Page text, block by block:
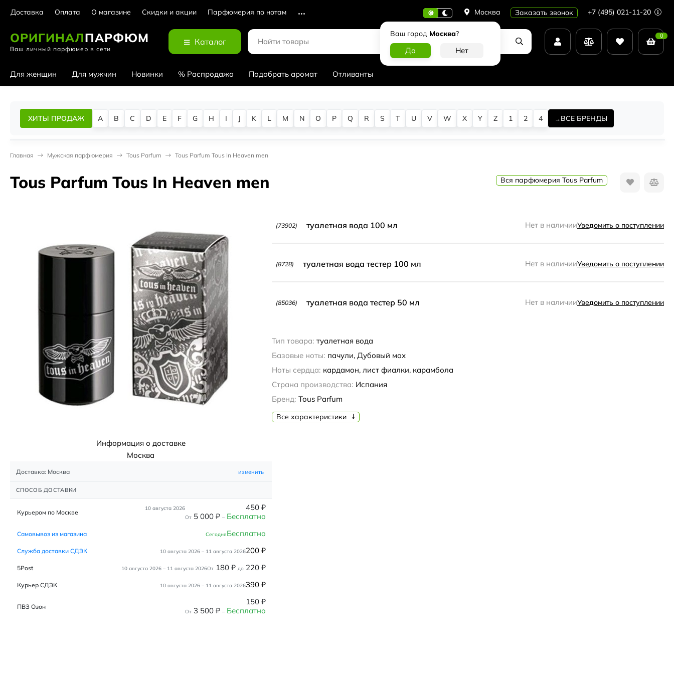
Доставка Оплата О магазине Скидки и акции Парфюмерия по нотам Москва
Ваш город Москва?
Заказать звонок +7 (495) 021-11-20
ОРИГИНАЛПАРФЮМ
Ваш личный парфюмер в сети
Каталог
0
Для женщин Для мужчин Новинки % Распродажа Подобрать аромат Отливанты
ХИТЫ ПРОДАЖ A B C D E F G H I J K L M N O P Q R S T U V W X Y Z 1 2 4 ВСЕ БРЕНДЫ
Главная Мужская парфюмерия Tous Parfum Tous Parfum Tous In Heaven men
Tous Parfum Tous In Heaven men Вся парфюмерия Tous Parfum
(73902) туалетная вода 100 мл Нет в наличииУведомить о поступлении
(8728) туалетная вода тестер 100 мл Нет в наличииУведомить о поступлении
(85036) туалетная вода тестер 50 мл Нет в наличииУведомить о поступлении
Тип товара: туалетная вода
Базовые ноты: пачули, Дубовый мох
Ноты сердца: кардамон, лист фиалки, карамбола
Страна производства: Испания
Бренд: Tous Parfum
Все характеристики
Информация о доставке
Москва
Доставка: Москва изменить
СПОСОБ ДОСТАВКИ
Курьером по Москве 10 августа 2026 450 ₽
От 5 000 ₽ – Бесплатно
Самовывоз из магазина СегодняБесплатно
Служба доставки СДЭК 10 августа 2026 – 11 августа 2026200 ₽
5Post 10 августа 2026 – 11 августа 2026От 180 ₽ до 220 ₽
Курьер СДЭК 10 августа 2026 – 11 августа 2026390 ₽
ПВЗ Озон 150 ₽
От 3 500 ₽ – Бесплатно